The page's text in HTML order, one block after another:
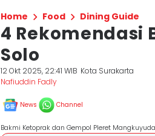
Home Food Dining Guide
4 Rekomendasi
Solo
12 Okt 2025, 22:41 WIB Kota Surakarta
Nafiuddin Fadly
News Channel
Bakmi Ketoprak dan Gempol Pleret